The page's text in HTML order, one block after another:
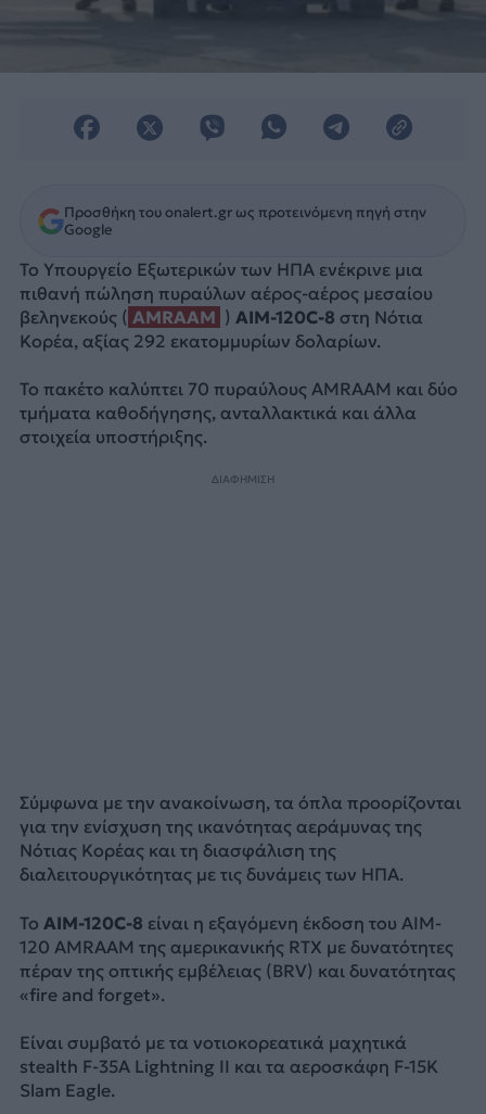
Προσθήκη του onalert.gr ως προτεινόμενη πηγή στην
Google
Το Υπουργείο Εξωτερικών των ΗΠΑ ενέκρινε μια
πιθανή πώληση πυραύλων αέρος-αέρος μεσαίου
βεληνεκούς ( AMRAAM ) AIM-120C-8 στη Νότια
Κορέα, αξίας 292 εκατομμυρίων δολαρίων.
Το πακέτο καλύπτει 70 πυραύλους AMRAAM και δύο
τμήματα καθοδήγησης, ανταλλακτικά και άλλα
στοιχεία υποστήριξης.
ΔΙΑΦΗΜΙΣΗ
Σύμφωνα με την ανακοίνωση, τα όπλα προορίζονται
για την ενίσχυση της ικανότητας αεράμυνας της
Νότιας Κορέας και τη διασφάλιση της
διαλειτουργικότητας με τις δυνάμεις των ΗΠΑ.
Το AIM-120C-8 είναι η εξαγόμενη έκδοση του AIM-
120 AMRAAM της αμερικανικής RTX με δυνατότητες
πέραν της οπτικής εμβέλειας (BRV) και δυνατότητας
«fire and forget».
Είναι συμβατό με τα νοτιοκορεατικά μαχητικά
stealth F-35A Lightning II και τα αεροσκάφη F-15K
Slam Eagle.